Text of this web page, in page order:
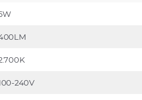
240V